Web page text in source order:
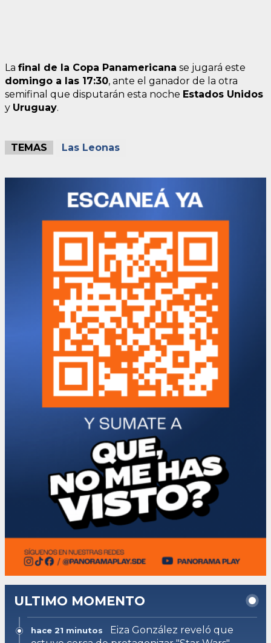
La final de la Copa Panamericana se jugará este
domingo a las 17:30, ante el ganador de la otra
semifinal que disputarán esta noche Estados Unidos
y Uruguay.
TEMAS Las Leonas
ULTIMO MOMENTO
hace 21 minutos
Eiza González reveló que